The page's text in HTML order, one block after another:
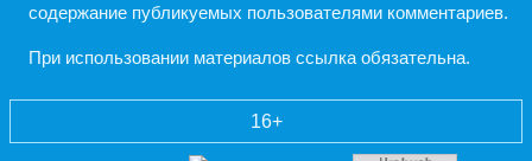
содержание публикуемых пользователями комментариев.
При использовании материалов ссылка обязательна.
16+